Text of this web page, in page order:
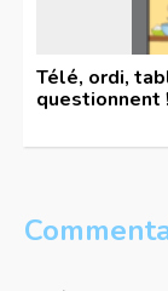
Télé, ordi,
questionnent !